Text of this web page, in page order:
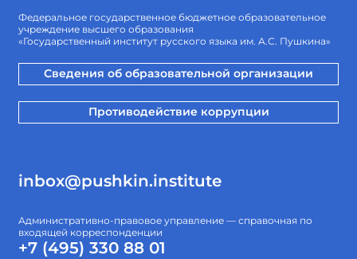
Федеральное государственное бюджетное образовательное
учреждение высшего образования
«Государственный институт русского языка им. А.С. Пушкина»
Сведения об образовательной организации
Противодействие коррупции
inbox@pushkin.institute
Административно-правовое управление — справочная по
входящей корреспонденции
+7 (495) 330 88 01